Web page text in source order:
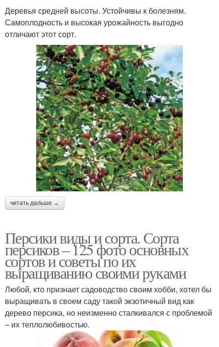
Деревья средней высоты. Устойчивы к болезням.
Самоплодность и высокая урожайность выгодно
отличают этот сорт.
читать дальше →
Персики виды и сорта. Сорта
персиков – 125 фото основных
сортов и советы по их
выращиванию своими руками
Любой, кто признает садоводство своим хобби, хотел бы
выращивать в своем саду такой экзотичный вид как
дерево персика, но неизменно сталкивался с проблемой
– их теплолюбивостью.